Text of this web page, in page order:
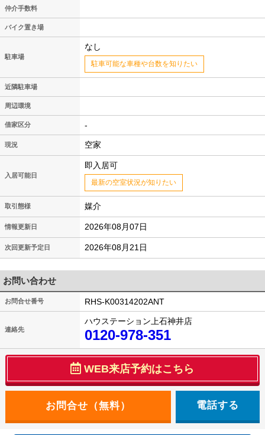
仲介手数料
バイク置き場
駐車場
なし
駐車可能な車種や台数を知りたい
近隣駐車場
周辺環境
借家区分 -
現況 空家
入居可能日
即入居可
最新の空室状況が知りたい
取引態様 媒介
情報更新日 2026年08月07日
次回更新予定日 2026年08月21日
お問い合わせ
お問合せ番号 RHS-K00314202ANT
連絡先
ハウステーション上石神井店
0120-978-351
WEB来店予約はこちら
電話する